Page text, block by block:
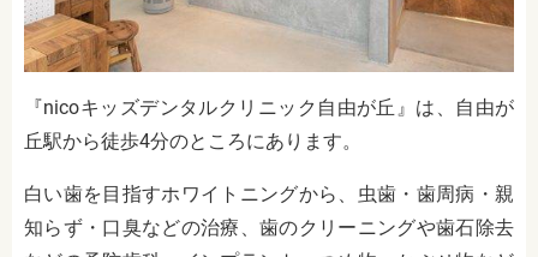
『nicoキッズデンタルクリニック自由が丘』は、自由が
丘駅から徒歩4分のところにあります。
白い歯を目指すホワイトニングから、虫歯・歯周病・親
知らず・口臭などの治療、歯のクリーニングや歯石除去